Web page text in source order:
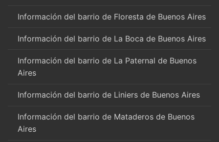
Información del barrio de Floresta de Buenos Aires
Información del barrio de La Boca de Buenos Aires
Información del barrio de La Paternal de Buenos
Aires
Información del barrio de Liniers de Buenos Aires
Información del barrio de Mataderos de Buenos
Aires